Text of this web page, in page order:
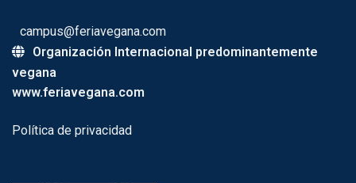
campus@feriavegana.com
Organización Internacional predominantemente
vegana
www.feriavegana.com
Política de privacidad